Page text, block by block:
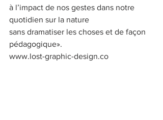
à l’impact de nos gestes dans notre
quotidien sur la nature
sans dramatiser les choses et de façon
pédagogique».
www.lost-graphic-design.co